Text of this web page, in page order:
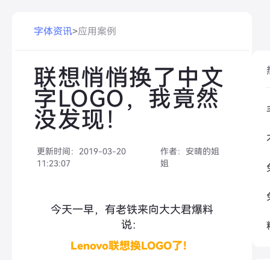
字体资讯>应用案例
联想悄悄换了中文
字LOGO，我竟然
没发现！
更新时间： 2019-03-20
11:23:07
作者： 安晴的姐
姐
今天一早，有老铁来向大大君爆料
说：
Lenovo联想换LOGO了！